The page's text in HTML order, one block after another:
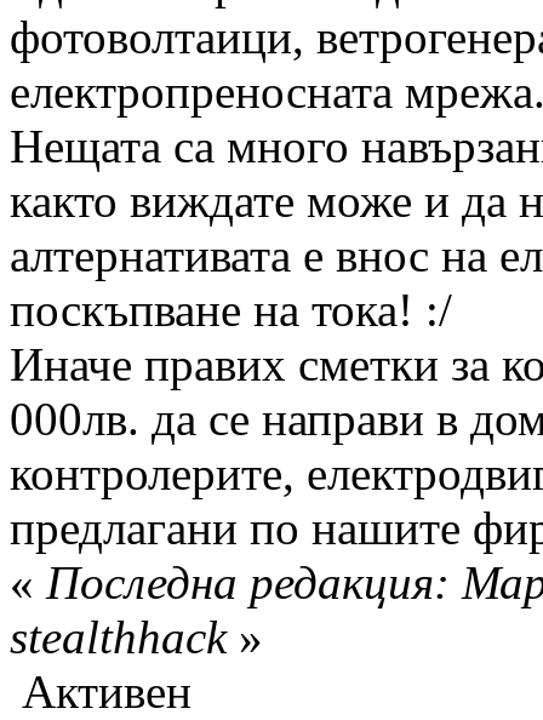
фотоволтаици,
електропреносната
Нещата са много
както виждате може и да
алтернативата е внос на
поскъпване на тока! :/
Иначе правих сметки за
000лв. да се направи в
контролерите,
предлагани по нашите
« Последна редакция:
stealthhack»
Активен